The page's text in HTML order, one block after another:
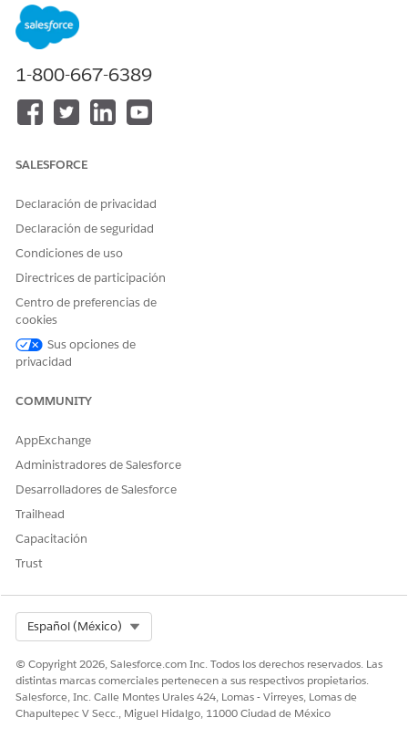
Salesforce Help: Change Sets
¿RESOLVIÓ ESTE ARTÍCULO SU PROBLEMA?
¡Háganos saber cómo podemos mejorar!
1-800-667-6389
SALESFORCE
Declaración de privacidad
Declaración de seguridad
Condiciones de uso
Directrices de participación
Centro de preferencias de
cookies
Sus opciones de
privacidad
COMMUNITY
AppExchange
Administradores de Salesforce
Desarrolladores de Salesforce
Trailhead
Capacitación
Trust
Español (México)
© Copyright 2026, Salesforce.com Inc. Todos los derechos reservados. Las
distintas marcas comerciales pertenecen a sus respectivos propietarios.
Salesforce, Inc. Calle Montes Urales 424, Lomas - Virreyes, Lomas de
Chapultepec V Secc., Miguel Hidalgo, 11000 Ciudad de México